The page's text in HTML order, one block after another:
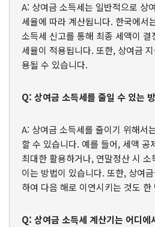
A: 상여금 소득세는 일반적으로 상
세율에 따라 계산됩니다. 한국에서
소득세 신고를 통해 최종 세액이 결
세율이 적용됩니다. 또한, 상여금
용될 수 있습니다.
Q: 상여금 소득세를 줄일 수 있는
A: 상여금 소득세를 줄이기 위해서
할 수 있습니다. 예를 들어, 세액 공
최대한 활용하거나, 연말정산 시
이는 방법이 있습니다. 또한, 상여
하여 다음 해로 이연시키는 것도 한
Q: 상여금 소득세 계산기는 어디에